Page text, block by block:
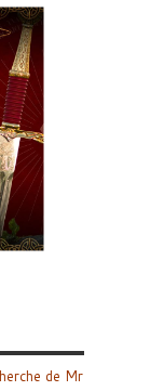
de Mr